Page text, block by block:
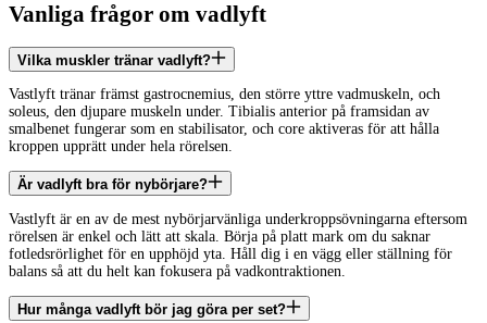
Vanliga frågor om vadlyft
Vilka muskler tränar vadlyft?
Vastlyft tränar främst gastrocnemius, den större yttre vadmuskeln, och
soleus, den djupare muskeln under. Tibialis anterior på framsidan av
smalbenet fungerar som en stabilisator, och core aktiveras för att hålla
kroppen upprätt under hela rörelsen.
Är vadlyft bra för nybörjare?
Vastlyft är en av de mest nybörjarvänliga underkroppsövningarna eftersom
rörelsen är enkel och lätt att skala. Börja på platt mark om du saknar
fotledsrörlighet för en upphöjd yta. Håll dig i en vägg eller ställning för
balans så att du helt kan fokusera på vadkontraktionen.
Hur många vadlyft bör jag göra per set?